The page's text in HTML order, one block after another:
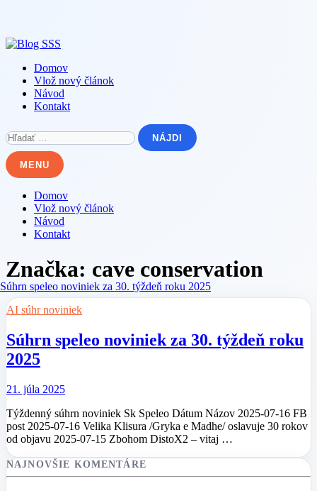
content
Domov
Vlož nový článok
Návod
Kontakt
Hľadať:
MENU
Domov
Vlož nový článok
Návod
Kontakt
Značka: cave conservation
AI súhr noviniek
Súhrn speleo noviniek za 30. týždeň roku
2025
21. júla 2025
Týždenný súhrn noviniek Sk Speleo Dátum Názov 2025-07-16 FB
post 2025-07-16 Velika Klisura /Gryka e Madhe/ oslavuje 30 rokov
od objavu 2025-07-15 Zbohom DistoX2 – vitaj …
NAJNOVŠIE KOMENTÁRE